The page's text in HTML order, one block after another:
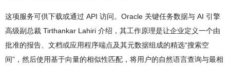
这项服务可供下载或通过 API 访问。Oracle 关键任务数据与 AI 引擎
高级副总裁 Tirthankar Lahiri 介绍，其工作原理是让企业定义一个由
批准的报告、文档或应用程序端点及其元数据组成的精选“搜索空
间”，然后使用基于向量的相似性匹配，将用户的自然语言查询与最相